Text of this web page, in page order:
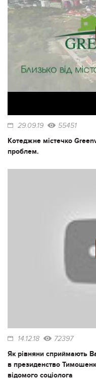
29.09.19 55451
Котеджне містечко
проблем.
14.12.18 72397
Як рівняни сприймають
в президенство
відомого соціолога